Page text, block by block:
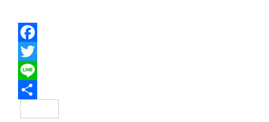
F
a
c
e
T
w
i
L
i